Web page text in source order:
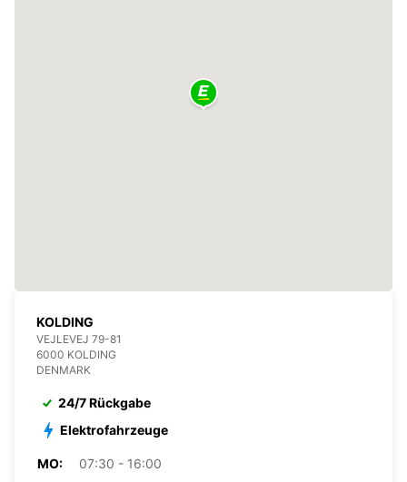
KOLDING
VEJLEVEJ 79-81
6000 KOLDING
DENMARK
24/7 Rückgabe
Elektrofahrzeuge
MO:
07:30 - 16:00